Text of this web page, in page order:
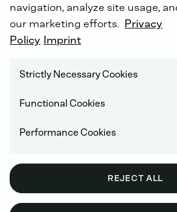
navigation, analyze site usage,
our marketing efforts. Privacy
Policy Imprint
Strictly Necessary Cookies
Functional Cookies
Performance Cookies
REJECT ALL